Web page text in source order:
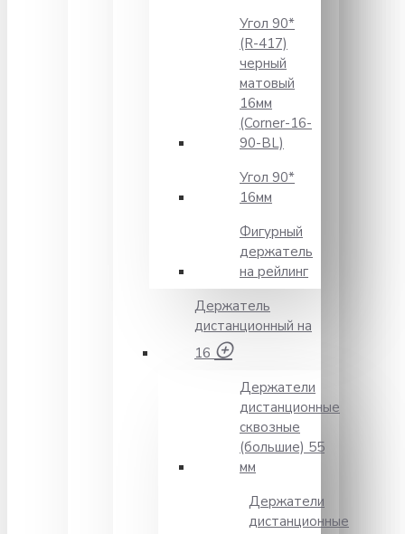
Угол 90*
(R-417)
черный
матовый
16мм
(Corner-16-
90-BL)
Угол 90*
16мм
Фигурный
держатель
на рейлинг
Держатель
дистанционный на
16
Держатели
дистанционные
сквозные
(большие) 55
мм
Держатели
дистанционные